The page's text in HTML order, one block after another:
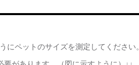
ペットのサイズを測定してください。